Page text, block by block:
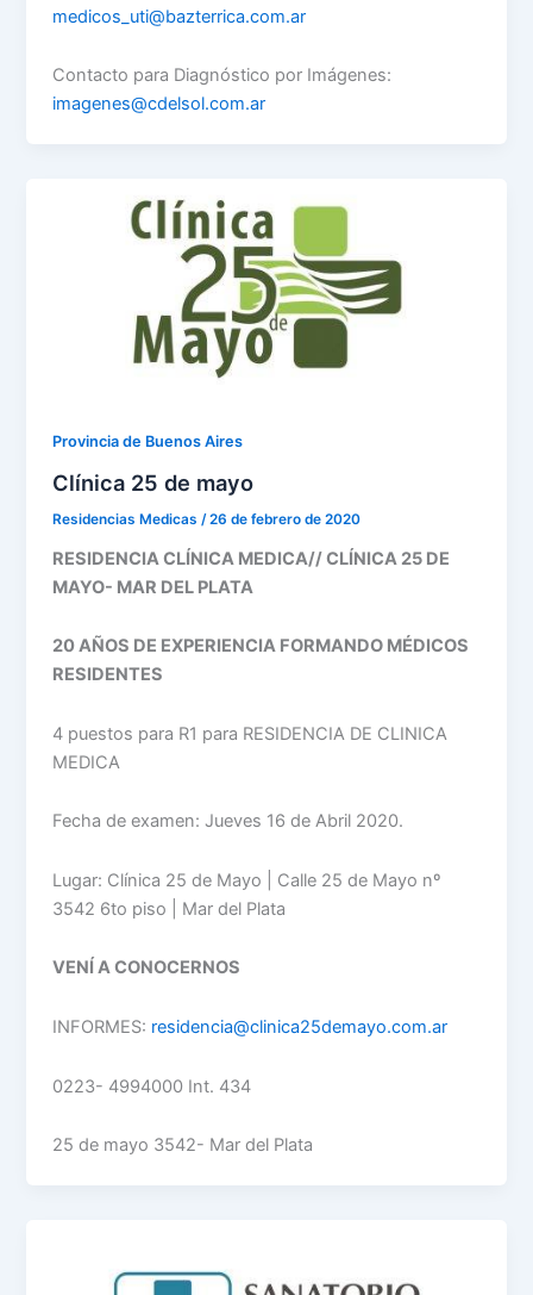
medicos_uti@bazterrica.com.ar
Contacto para Diagnóstico por Imágenes:
imagenes@cdelsol.com.ar
Provincia de Buenos Aires
Clínica 25 de mayo
Residencias Medicas/26 de febrero de 2020
RESIDENCIA CLÍNICA MEDICA// CLÍNICA 25 DE
MAYO- MAR DEL PLATA
20 AÑOS DE EXPERIENCIA FORMANDO MÉDICOS
RESIDENTES
4 puestos para R1 para RESIDENCIA DE CLINICA
MEDICA
Fecha de examen: Jueves 16 de Abril 2020.
Lugar: Clínica 25 de Mayo | Calle 25 de Mayo nº
3542 6to piso | Mar del Plata
VENÍ A CONOCERNOS
INFORMES: residencia@clinica25demayo.com.ar
0223- 4994000 Int. 434
25 de mayo 3542- Mar del Plata